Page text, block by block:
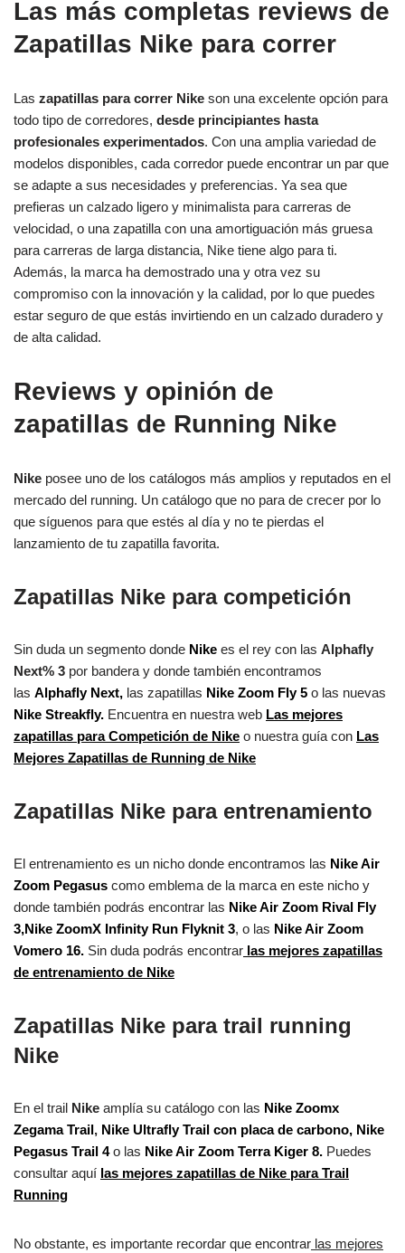
Las más completas reviews de
Zapatillas Nike para correr
Las zapatillas para correr Nike son una excelente opción para
todo tipo de corredores, desde principiantes hasta
profesionales experimentados. Con una amplia variedad de
modelos disponibles, cada corredor puede encontrar un par que
se adapte a sus necesidades y preferencias. Ya sea que
prefieras un calzado ligero y minimalista para carreras de
velocidad, o una zapatilla con una amortiguación más gruesa
para carreras de larga distancia, Nike tiene algo para ti.
Además, la marca ha demostrado una y otra vez su
compromiso con la innovación y la calidad, por lo que puedes
estar seguro de que estás invirtiendo en un calzado duradero y
de alta calidad.
Reviews y opinión de
zapatillas de Running Nike
Nike posee uno de los catálogos más amplios y reputados en el
mercado del running. Un catálogo que no para de crecer por lo
que síguenos para que estés al día y no te pierdas el
lanzamiento de tu zapatilla favorita.
Zapatillas Nike para competición
Sin duda un segmento donde Nike es el rey con las Alphafly
Next% 3 por bandera y donde también encontramos
las Alphafly Next, las zapatillas Nike Zoom Fly 5 o las nuevas
Nike Streakfly. Encuentra en nuestra web Las mejores
zapatillas para Competición de Nike o nuestra guía con Las
Mejores Zapatillas de Running de Nike
Zapatillas Nike para entrenamiento
El entrenamiento es un nicho donde encontramos las Nike Air
Zoom Pegasus como emblema de la marca en este nicho y
donde también podrás encontrar las Nike Air Zoom Rival Fly
3,Nike ZoomX Infinity Run Flyknit 3, o las Nike Air Zoom
Vomero 16. Sin duda podrás encontrar las mejores zapatillas
de entrenamiento de Nike
Zapatillas Nike para trail running
Nike
En el trail Nike amplía su catálogo con las Nike Zoomx
Zegama Trail, Nike Ultrafly Trail con placa de carbono, Nike
Pegasus Trail 4o las Nike Air Zoom Terra Kiger 8. Puedes
consultar aquí las mejores zapatillas de Nike para Trail
Running
No obstante, es importante recordar que encontrar las mejores